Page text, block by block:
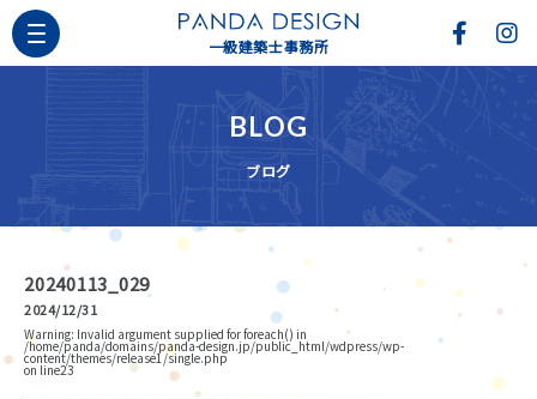
一級建築士事務所
BLOG
ブログ
20240113_029
2024/12/31
Warning: Invalid argument supplied for foreach() in
/home/panda/domains/panda-design.jp/public_html/wdpress/wp-
content/themes/release1/single.php
on line23